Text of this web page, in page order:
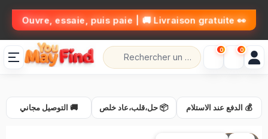
👀 Ouvre, essaie, puis paie | 🚚 Livraison gratuite
🚚 التوصيل مجاني 📦 حل،قلب،عاد خلص 💰 الدفع عند الاستلام
0 0